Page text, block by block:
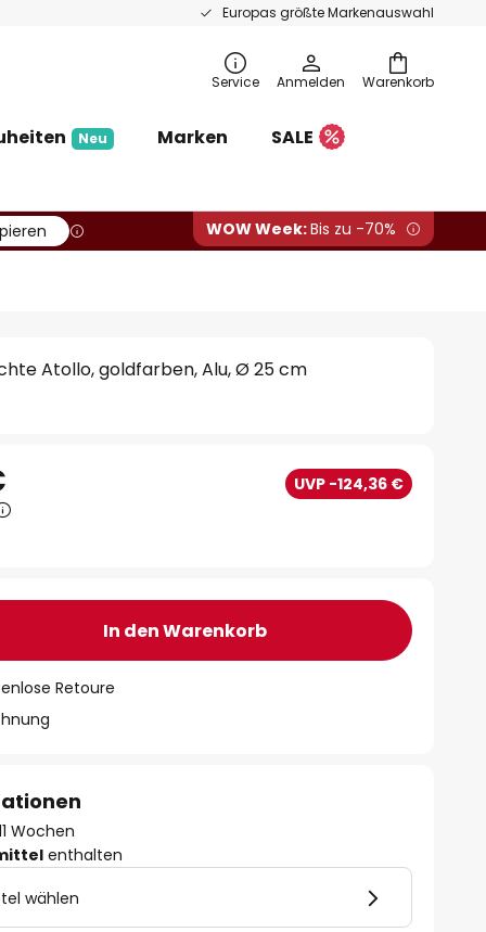
Europas größte Markenauswahl
Warenkorb
Service Anmelden
Neu Marken SALE
WOW Week:Bis zu -70%
Atollo, goldfarben, Alu, Ø 25 cm
UVP -124,36 €
In den Warenkorb
Retoure
Wochen
enthalten
wählen